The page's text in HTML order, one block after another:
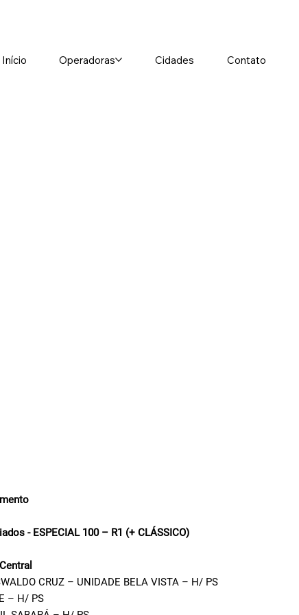
Início Operadoras Cidades Contato
- ESPECIAL 100 – R1 (+ CLÁSSICO)
CRUZ – UNIDADE BELA VISTA – H/ PS
– H/ PS